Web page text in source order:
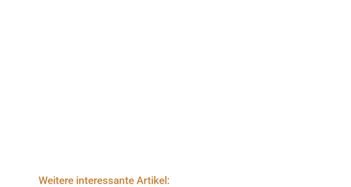
Weitere interessante Artikel: